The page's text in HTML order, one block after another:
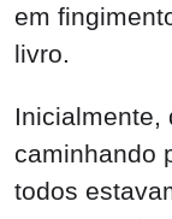
em
livro.
Inicialmente,
caminhando
todos